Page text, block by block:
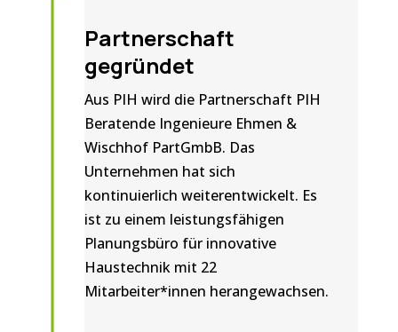
Partnerschaft
gegründet
Aus PIH wird die Partnerschaft PIH
Beratende Ingenieure Ehmen &
Wischhof PartGmbB. Das
Unternehmen hat sich
kontinuierlich weiterentwickelt. Es
ist zu einem leistungsfähigen
Planungsbüro für innovative
Haustechnik mit 22
Mitarbeiter*innen herangewachsen.